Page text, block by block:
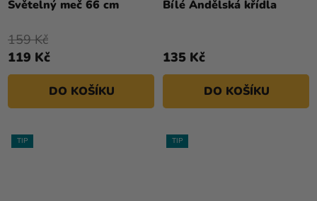
Světelný meč 66 cm
5
hvězdiček.
119 Kč
159 Kč
DO KOŠÍKU
Bílé Andělská křídla
135 Kč
DO KOŠÍKU
TIP TIP